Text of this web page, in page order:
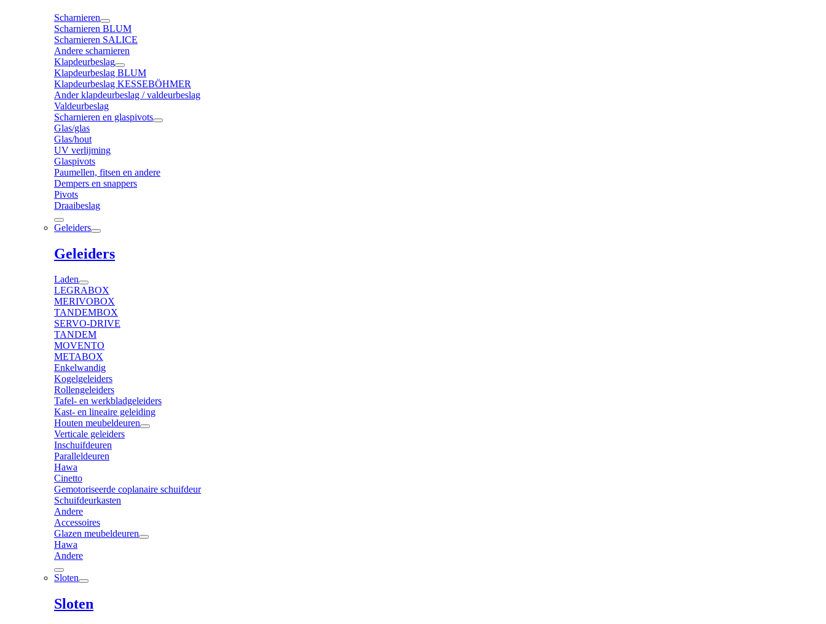
Scharnieren
Scharnieren BLUM
Scharnieren SALICE
Andere scharnieren
Klapdeurbeslag
Klapdeurbeslag BLUM
Klapdeurbeslag KESSEBÖHMER
Ander klapdeurbeslag / valdeurbeslag
Valdeurbeslag
Scharnieren en glaspivots
Glas/glas
Glas/hout
UV verlijming
Glaspivots
Paumellen, fitsen en andere
Dempers en snappers
Pivots
Draaibeslag
Geleiders
Geleiders
Laden
LEGRABOX
MERIVOBOX
TANDEMBOX
SERVO-DRIVE
TANDEM
MOVENTO
METABOX
Enkelwandig
Kogelgeleiders
Rollengeleiders
Tafel- en werkbladgeleiders
Kast- en lineaire geleiding
Houten meubeldeuren
Verticale geleiders
Inschuifdeuren
Paralleldeuren
Hawa
Cinetto
Gemotoriseerde coplanaire schuifdeur
Schuifdeurkasten
Andere
Accessoires
Glazen meubeldeuren
Hawa
Andere
Sloten
Sloten